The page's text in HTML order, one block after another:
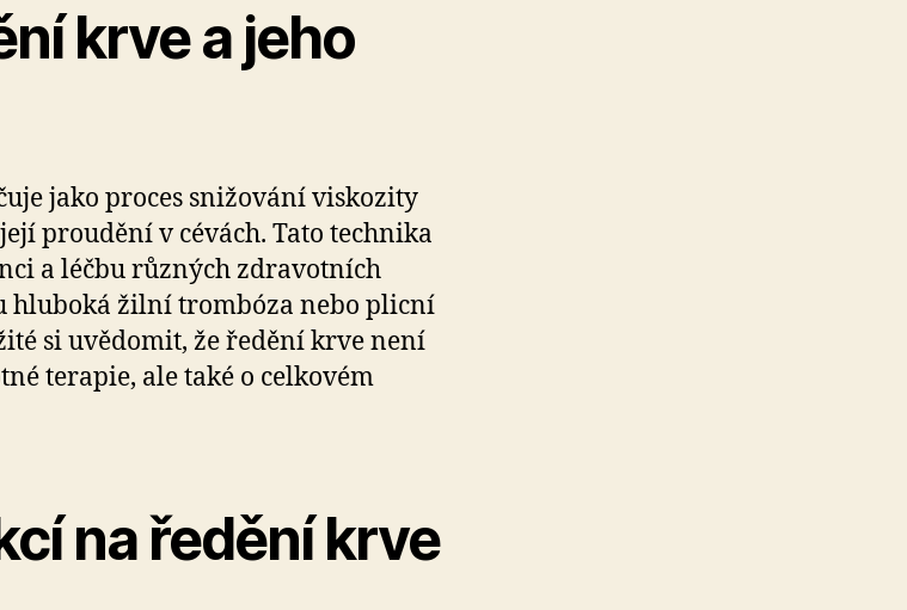
krve a jeho
jako proces snižování viskozity
proudění v cévách. Tato technika
a léčbu různých zdravotních
hluboká žilní trombóza nebo plicní
si uvědomit, že ředění krve není
terapie, ale také o celkovém
na ředění krve